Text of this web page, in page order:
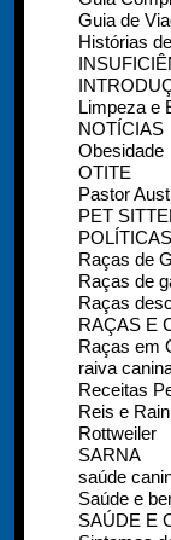
Guia de
Histórias
Limpeza e
NOTÍCIAS
Obesidade
OTITE
Pastor
PET
Raças de
Raças de
Raças
RAÇAS E
Raças em
raiva
Receitas
Reis e
Rottweiler
SARNA
saúde
Saúde e
SAÚDE E